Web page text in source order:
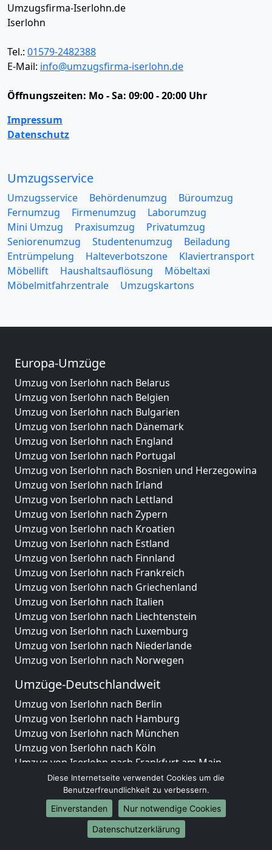
Umzugsfirma-Iserlohn.de
Iserlohn
Tel.: 01579-2482388
E-Mail: info@umzugsfirma-iserlohn.de
Öffnungszeiten: Mo - Sa: 09:00 - 20:00 Uhr
Impressum
Datenschutz
Umzugsservice
Umzugsservice Behördenumzug
Büroumzug
Fernumzug
Firmenumzug
Laborumzug
Mini Umzug
Praxisumzug
Privatumzug
Seniorenumzug
Studentenumzug
Beiladung
Entrümpelung
Halteverbotszone
Klaviertransport
Möbellift
Haushaltsauflösung
Möbeltaxi
Möbelmitfahrzentrale
Umzugskartons
Europa-Umzüge
Umzug von Iserlohn nach Belarus
Umzug von Iserlohn nach Belgien
Umzug von Iserlohn nach Bulgarien
Umzug von Iserlohn nach Dänemark
Umzug von Iserlohn nach England
Umzug von Iserlohn nach Portugal
Umzug von Iserlohn nach Bosnien und Herzegowina
Umzug von Iserlohn nach Irland
Umzug von Iserlohn nach Lettland
Umzug von Iserlohn nach Zypern
Umzug von Iserlohn nach Kroatien
Umzug von Iserlohn nach Estland
Umzug von Iserlohn nach Finnland
Umzug von Iserlohn nach Frankreich
Umzug von Iserlohn nach Griechenland
Umzug von Iserlohn nach Italien
Umzug von Iserlohn nach Liechtenstein
Umzug von Iserlohn nach Luxemburg
Umzug von Iserlohn nach Niederlande
Umzug von Iserlohn nach Norwegen
Umzüge-Deutschlandweit
Umzug von Iserlohn nach Berlin
Umzug von Iserlohn nach Hamburg
Umzug von Iserlohn nach München
Umzug von Iserlohn nach Köln
Umzug von Iserlohn nach Frankfurt am Main
Umzug von Iserlohn nach Stuttgart
Umzug von Iserlohn nach Düsseldorf
Umzug von Iserlohn nach Leipzig
Umzug von Iserlohn nach Dortmund
Umzug von Iserlohn nach Essen
Diese Internetseite verwendet Cookies um die
Benutzerfreundlichkeit zu verbessern.
Einverstanden
Nur notwendige Cookies
Datenschutzerklärung